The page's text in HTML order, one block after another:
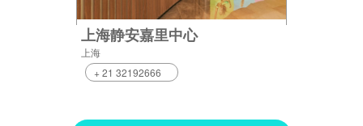
上海静安嘉里中心
上海
+ 21 32192666